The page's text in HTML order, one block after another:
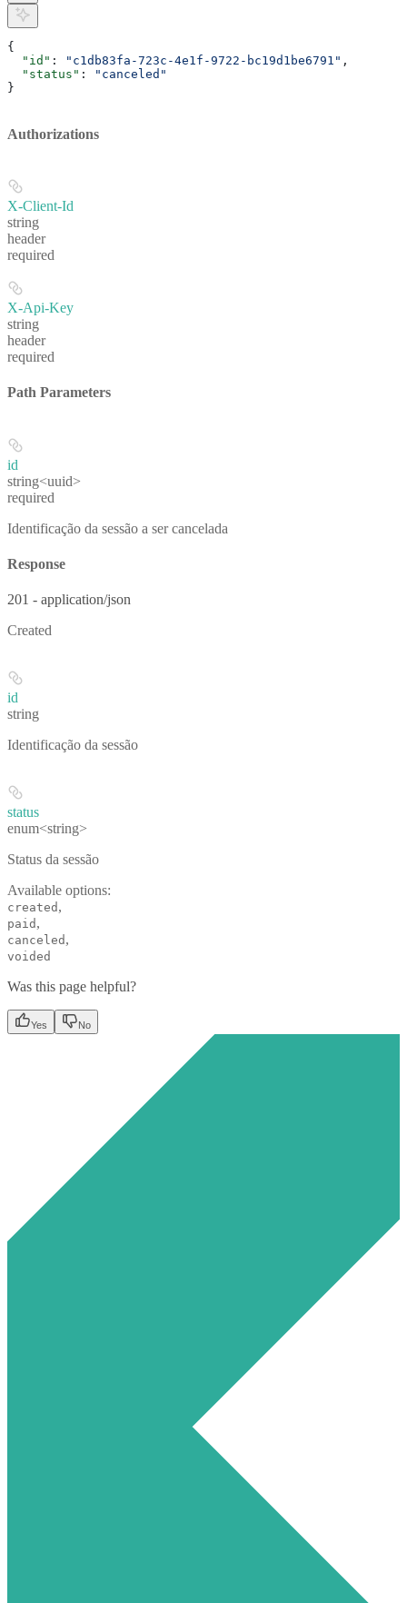
{
  "id"
: "c1db83fa-723c-4e1f-9722-bc19d1be6791" ,
  "status"
:
"canceled"
}
Authorizations
X-Client-Id
string
header
required
X-Api-Key
string
header
required
Path Parameters
id
string<uuid>
required
Identificação da sessão a ser cancelada
Response
201 - application/json
Created
id
string
Identificação da sessão
status
enum<string>
Status da sessão
Available options:
created ,
paid ,
canceled ,
voided
Was this page helpful?
Yes No